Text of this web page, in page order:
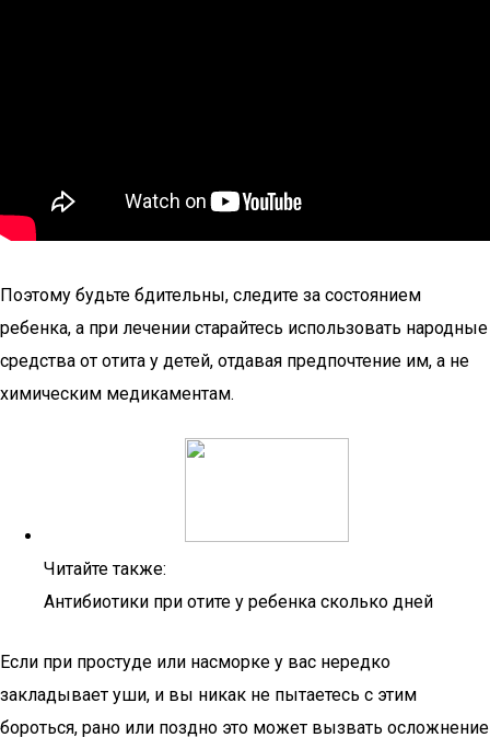
Поэтому будьте бдительны, следите за состоянием
ребенка, а при лечении старайтесь использовать народные
средства от отита у детей, отдавая предпочтение им, а не
химическим медикаментам.
Читайте также:
Антибиотики при отите у ребенка сколько дней
Если при простуде или насморке у вас нередко
закладывает уши, и вы никак не пытаетесь с этим
бороться, рано или поздно это может вызвать осложнение